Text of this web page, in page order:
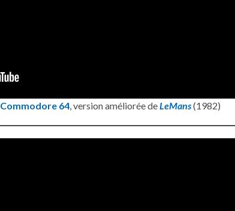
Commodore 64, version améliorée deLeMans(1982)